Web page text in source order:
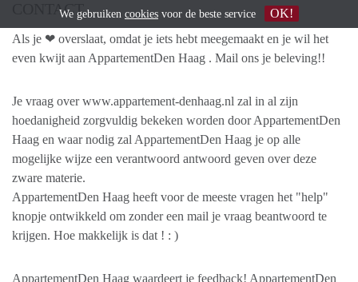
CONTACT
Als je ❤ overslaat, omdat je iets hebt meegemaakt en je wil het
even kwijt aan AppartementDen Haag . Mail ons je beleving!!
Je vraag over www.appartement-denhaag.nl zal in al zijn
hoedanigheid zorgvuldig bekeken worden door AppartementDen
Haag en waar nodig zal AppartementDen Haag je op alle
mogelijke wijze een verantwoord antwoord geven over deze
zware materie.
AppartementDen Haag heeft voor de meeste vragen het "help"
knopje ontwikkeld om zonder een mail je vraag beantwoord te
krijgen. Hoe makkelijk is dat ! : )
AppartementDen Haag waardeert je feedback! AppartementDen
We gebruiken cookies voor de beste service OK!